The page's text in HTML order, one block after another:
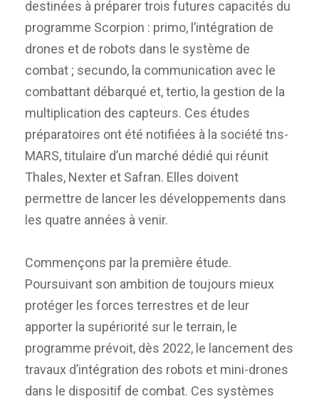
destinées à préparer trois futures capacités du
programme Scorpion : primo, l’intégration de
drones et de robots dans le système de
combat ; secundo, la communication avec le
combattant débarqué et, tertio, la gestion de la
multiplication des capteurs. Ces études
préparatoires ont été notifiées à la société tns-
MARS, titulaire d’un marché dédié qui réunit
Thales, Nexter et Safran. Elles doivent
permettre de lancer les développements dans
les quatre années à venir.
Commençons par la première étude.
Poursuivant son ambition de toujours mieux
protéger les forces terrestres et de leur
apporter la supériorité sur le terrain, le
programme prévoit, dès 2022, le lancement des
travaux d’intégration des robots et mini-drones
dans le dispositif de combat. Ces systèmes